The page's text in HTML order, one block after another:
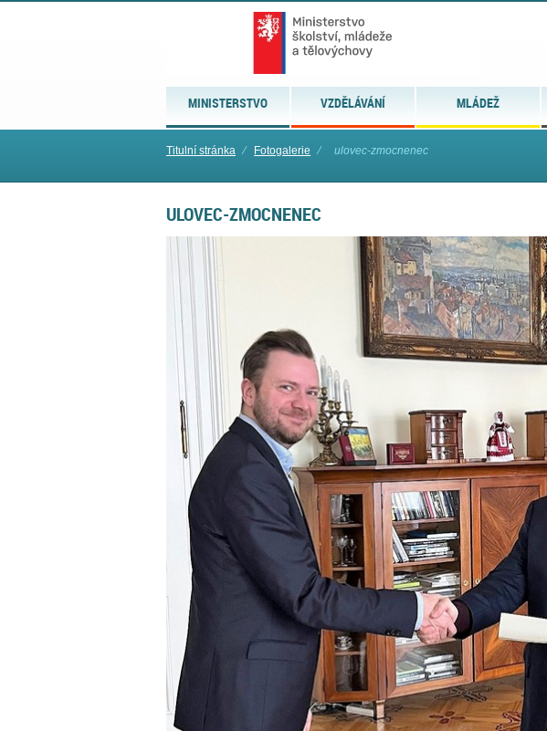
MINISTERSTVO VZDĚLÁVÁNÍ MLÁDEŽ
Titulní stránka ⁄ Fotogalerie ⁄ ulovec-zmocnenec
ULOVEC-ZMOCNENEC